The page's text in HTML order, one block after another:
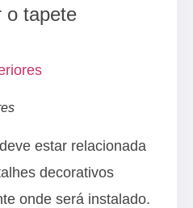
o tapete
estar relacionada
decorativos
onde será instalado.